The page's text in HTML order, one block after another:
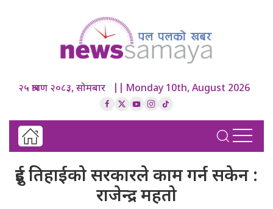
२५ श्रावण २०८३, सोमबार || Monday 10th, August 2026
दुई तिहाईको सरकारले काम गर्न सकेन :
राजेन्द्र महतो